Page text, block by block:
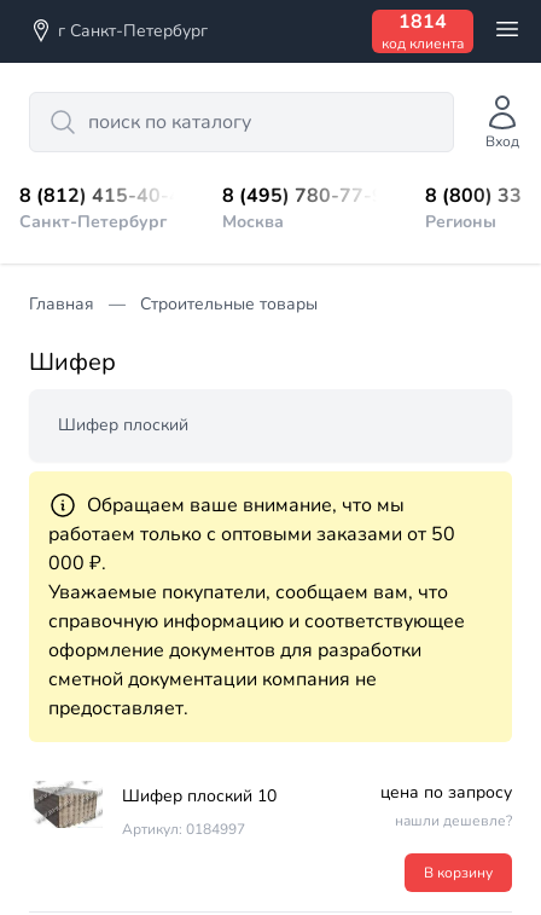
г Санкт-Петербург 1814
код клиента
Search
Вход
8 (812) 415-40-45
Санкт-Петербург
8 (495) 780-77-98
Москва
8 (800)
Регионы
Главная Строительные товары
Шифер
Шифер плоский
Обращаем ваше внимание, что мы
работаем только с оптовыми заказами от 50
000 ₽.
Уважаемые покупатели, сообщаем вам, что
справочную информацию и соответствующее
оформление документов для разработки
сметной документации компания не
предоставляет.
Шифер плоский 10
Артикул: 0184997
цена по запросу
нашли дешевле?
В корзину